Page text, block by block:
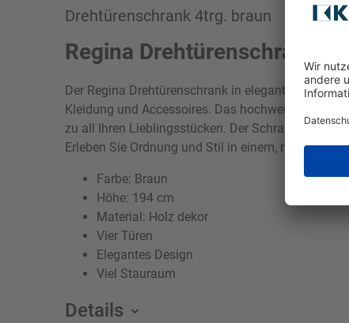
Drehtürenschrank 4trg. braun
Regina Drehtürenschrank
Der Regina Drehtürenschrank in elegantem Holz
Kleidung und Accessoires. Das hochwertige
zu all Ihren Lieblingsstücken. Der Schrank fügt
Erleben Sie Ordnung und Stil in einem, mit
Farbe: Braun
Höhe: 194 cm
Material: Holz dekor
Vier Türen
Elegantes Design
Viel Stauraum
Details